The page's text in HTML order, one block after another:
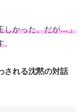
しかった、だが…」
。
される沈黙の対話